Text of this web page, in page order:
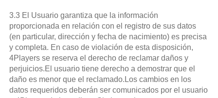
3.3 El Usuario garantiza que la información
proporcionada en relación con el registro de sus datos
(en particular, dirección y fecha de nacimiento) es precisa
y completa. En caso de violación de esta disposición,
4Players se reserva el derecho de reclamar daños y
perjuicios.El usuario tiene derecho a demostrar que el
daño es menor que el reclamado.Los cambios en los
datos requeridos deberán ser comunicados por el usuario